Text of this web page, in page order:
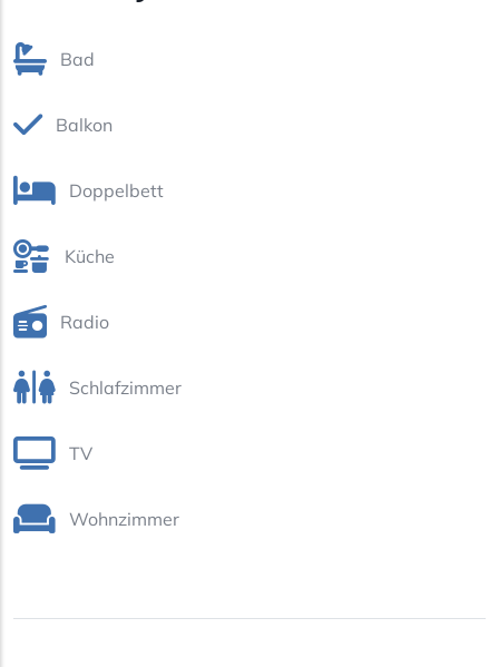
Bad
Balkon
Doppelbett
Küche
Radio
Schlafzimmer
TV
Wohnzimmer